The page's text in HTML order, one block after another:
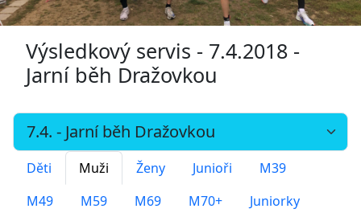
Výsledkový servis - 7.4.2018 -
Jarní běh Dražovkou
Děti Muži Ženy Junioři
M39
M49
M59 M69 M70+
Juniorky